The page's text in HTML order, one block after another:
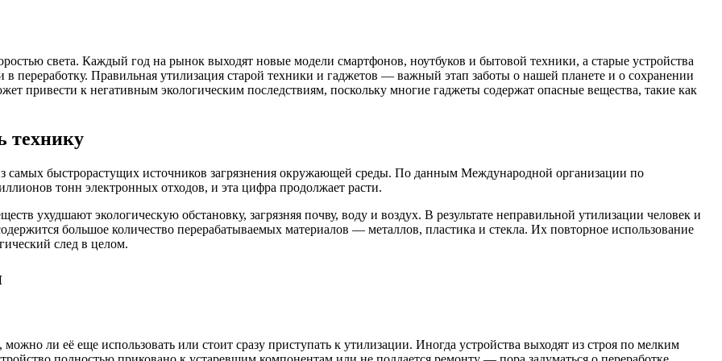
света. Каждый год на рынок выходят новые модели смартфонов, ноутбуков и бытовой техники, а старые устройства
в переработку. Правильная утилизация старой техники и гаджетов — важный этап заботы о нашей планете и о сохранении
привести к негативным экологическим последствиям, поскольку многие гаджеты содержат опасные вещества, такие как
технику
самых быстрорастущих источников загрязнения окружающей среды. По данным Международной организации по
тонн электронных отходов, и эта цифра продолжает расти.
ухудшают экологическую обстановку, загрязняя почву, воду и воздух. В результате неправильной утилизации человек и
большое количество перерабатываемых материалов — металлов, пластика и стекла. Их повторное использование
след в целом.
ли её еще использовать или стоит сразу приступать к утилизации. Иногда устройства выходят из строя по мелким